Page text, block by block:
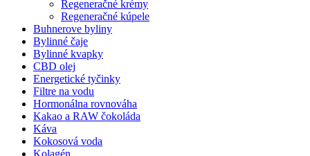
Regeneračné krémy
Regeneračné kúpele
Buhnerove byliny
Bylinné čaje
Bylinné kvapky
CBD olej
Energetické tyčinky
Filtre na vodu
Hormonálna rovnováha
Kakao a RAW čokoláda
Káva
Kokosová voda